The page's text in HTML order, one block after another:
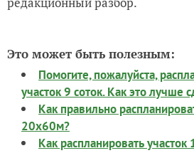
Это может быть полезным:
Помогите, пожалуйста,
участок 9 соток. Как это лучше
Как правильно
20х60м?
Как распланировать